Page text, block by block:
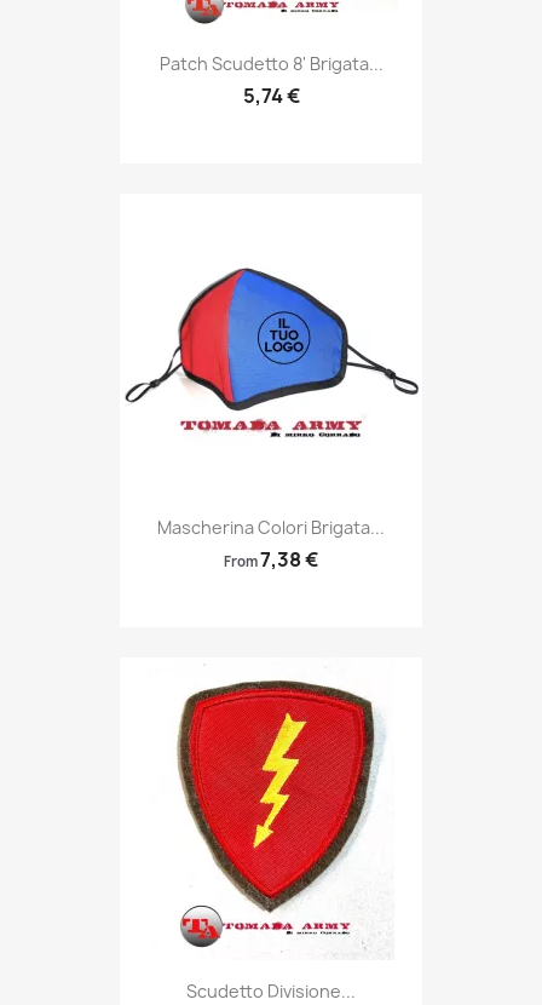
Anteprima
Patch Scudetto 8' Brigata...
5,74 €
Anteprima
Mascherina Colori Brigata...
From7,38 €
Anteprima
Scudetto Divisione...